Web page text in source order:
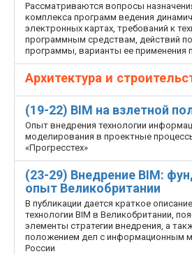
Рассматриваются вопросы
комплекса программ ведения
электронных картах, требований к
программным средствам, действий
программы, варианты ее применения
Архитектура и
(19-22) BIM на взлетной
Опыт внедрения технологии
моделирования в проектные
«Прогресстех»
(23-29) Внедрение BIM:
опыт Великобритании
В публикации дается краткое
технологии BIM в Великобритании,
элементы стратегии внедрения, а
положением дел с информационным
России